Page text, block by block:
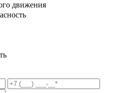
движения